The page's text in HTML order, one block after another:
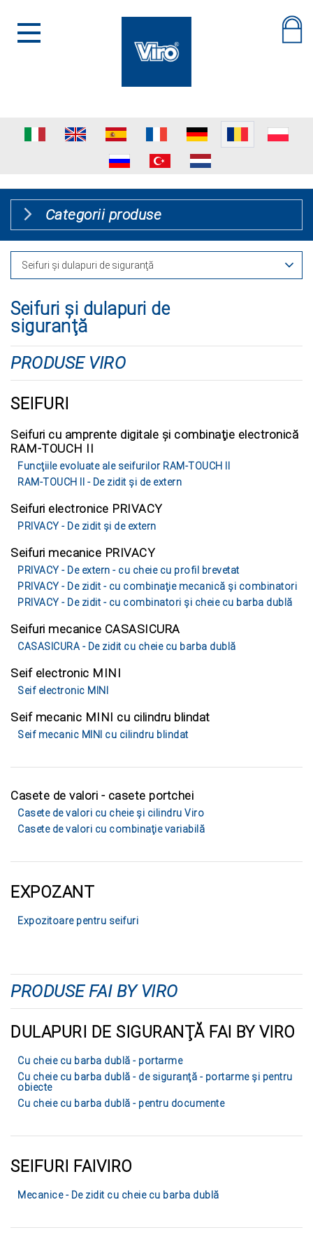
Categorii produse
Seifuri şi dulapuri de
siguranţă
PRODUSE VIRO
SEIFURI
Seifuri cu amprente digitale şi combinaţie electronică
RAM-TOUCH II
Funcţiile evoluate ale seifurilor RAM-TOUCH II
RAM-TOUCH II - De zidit şi de extern
Seifuri electronice PRIVACY
PRIVACY - De zidit şi de extern
Seifuri mecanice PRIVACY
PRIVACY - De extern - cu cheie cu profil brevetat
PRIVACY - De zidit - cu combinaţie mecanică şi combinatori
PRIVACY - De zidit - cu combinatori şi cheie cu barba dublă
Seifuri mecanice CASASICURA
CASASICURA - De zidit cu cheie cu barba dublă
Seif electronic MINI
Seif electronic MINI
Seif mecanic MINI cu cilindru blindat
Seif mecanic MINI cu cilindru blindat
Casete de valori - casete portchei
Casete de valori cu cheie şi cilindru Viro
Casete de valori cu combinaţie variabilă
EXPOZANT
Expozitoare pentru seifuri
PRODUSE FAI BY VIRO
DULAPURI DE SIGURANŢĂ FAI BY VIRO
Cu cheie cu barba dublă - portarme
Cu cheie cu barba dublă - de siguranţă - portarme şi pentru
obiecte
Cu cheie cu barba dublă - pentru documente
SEIFURI FAIVIRO
Mecanice - De zidit cu cheie cu barba dublă